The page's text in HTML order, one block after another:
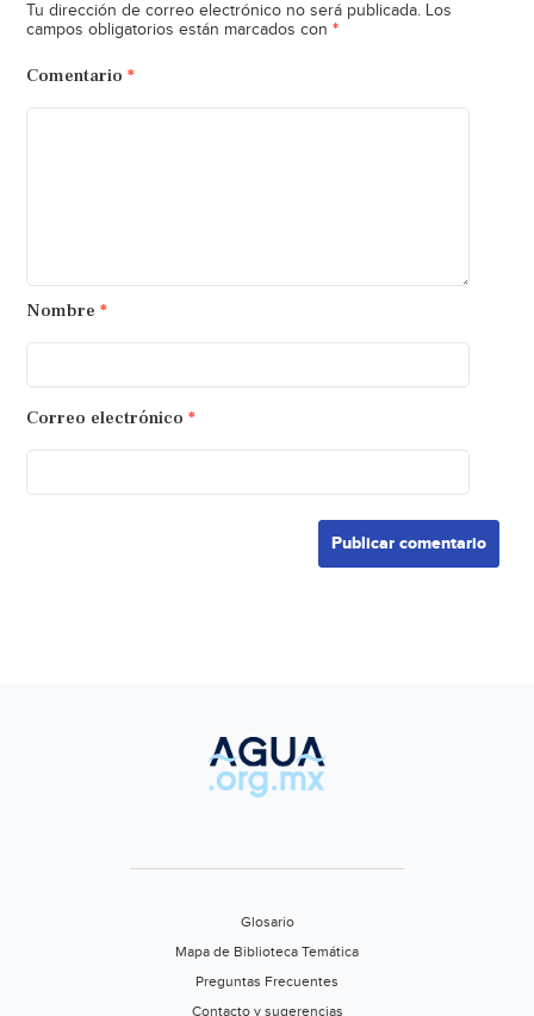
Tu dirección de correo electrónico no será publicada. Los
campos obligatorios están marcados con *
Comentario *
Nombre *
Correo electrónico *
Glosario
Mapa de Biblioteca Temática
Preguntas Frecuentes
Contacto y sugerencias